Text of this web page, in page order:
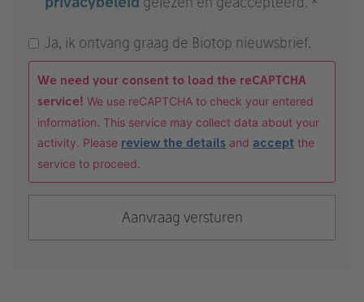
Ja, ik ontvang graag de Biotop nieuwsbrief.
We need your consent to load the reCAPTCHA
service! We use reCAPTCHA to check your entered
information. This service may collect data about your
activity. Please review the details and accept the
service to proceed.
Aanvraag versturen